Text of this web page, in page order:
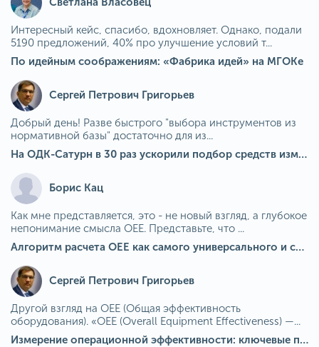
Интересный кейс, спасибо, вдохновляет. Однако, подали
5190 предложений, 40% про улучшение условий т...
По идейным соображениям: «Фабрика идей» на МГОКе
Сергей Петрович Григорьев
Добрый день! Разве быстрого "выбора инструментов из
нормативной базы" достаточно для из...
На ОДК-Сатурн в 30 раз ускорили подбор средств измерения для контроля качества продукции
Борис Кац
Как мне представляется, это - не новый взгляд, а глубокое
непонимание смысла OEE. Представьте, что ...
Алгоритм расчета ОЕЕ как самого универсального и современного показателя эффективности оборудования в мире
Сергей Петрович Григорьев
Другой взгляд на OEE (Общая эффективность
оборудования). «OEE (Overall Equipment Effectiveness) —...
Измерение операционной эффективности: ключевые показатели для непрерывного совершенствования